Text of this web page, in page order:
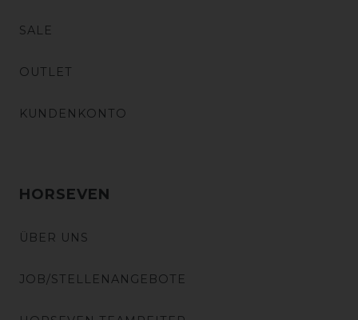
SALE
OUTLET
KUNDENKONTO
HORSEVEN
ÜBER UNS
JOB/STELLENANGEBOTE